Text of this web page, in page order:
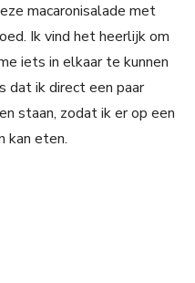
macaronisalade met
Ik vind het heerlijk om
iets in elkaar te kunnen
dat ik direct een paar
staan, zodat ik er op een
kan eten.